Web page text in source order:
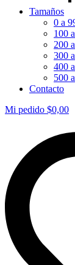
Tamaños
0 a
100
200
300
400
500
Contacto
Mi pedido $0,00